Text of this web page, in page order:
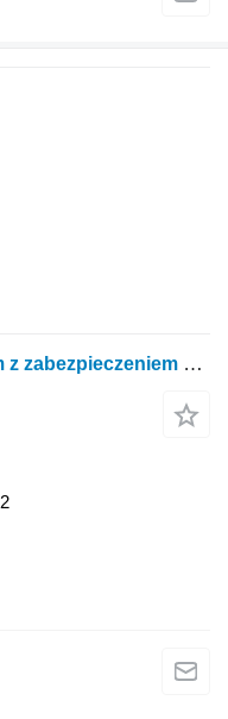
Bomet U013 korpus: 35cm, 0,7m z zabezpieczeniem śrubowym Lyra
2